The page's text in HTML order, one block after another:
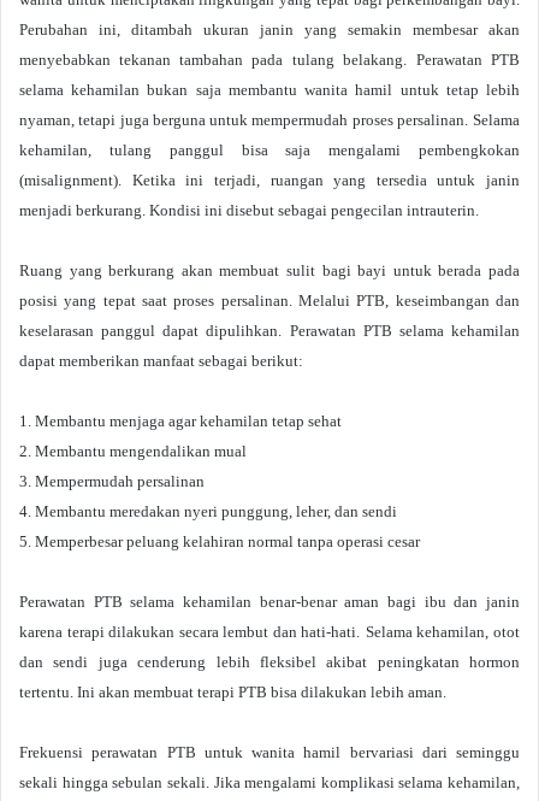
Perubahan ini, ditambah ukuran janin yang semakin membesar akan
menyebabkan tekanan tambahan pada tulang belakang. Perawatan PTB
selama kehamilan bukan saja membantu wanita hamil untuk tetap lebih
nyaman, tetapi juga berguna untuk mempermudah proses persalinan. Selama
kehamilan, tulang panggul bisa saja mengalami pembengkokan
(misalignment). Ketika ini terjadi, ruangan yang tersedia untuk janin
menjadi berkurang. Kondisi ini disebut sebagai pengecilan intrauterin.
Ruang yang berkurang akan membuat sulit bagi bayi untuk berada pada
posisi yang tepat saat proses persalinan. Melalui PTB, keseimbangan dan
keselarasan panggul dapat dipulihkan. Perawatan PTB selama kehamilan
dapat memberikan manfaat sebagai berikut:
1. Membantu menjaga agar kehamilan tetap sehat
2. Membantu mengendalikan mual
3. Mempermudah persalinan
4. Membantu meredakan nyeri punggung, leher, dan sendi
5. Memperbesar peluang kelahiran normal tanpa operasi cesar
Perawatan PTB selama kehamilan benar-benar aman bagi ibu dan janin
karena terapi dilakukan secara lembut dan hati-hati. Selama kehamilan, otot
dan sendi juga cenderung lebih fleksibel akibat peningkatan hormon
tertentu. Ini akan membuat terapi PTB bisa dilakukan lebih aman.
Frekuensi perawatan PTB untuk wanita hamil bervariasi dari seminggu
sekali hingga sebulan sekali. Jika mengalami komplikasi selama kehamilan,